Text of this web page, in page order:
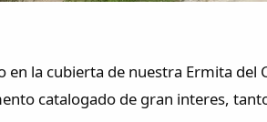
en la cubierta de nuestra Ermita
catalogado de gran interes,